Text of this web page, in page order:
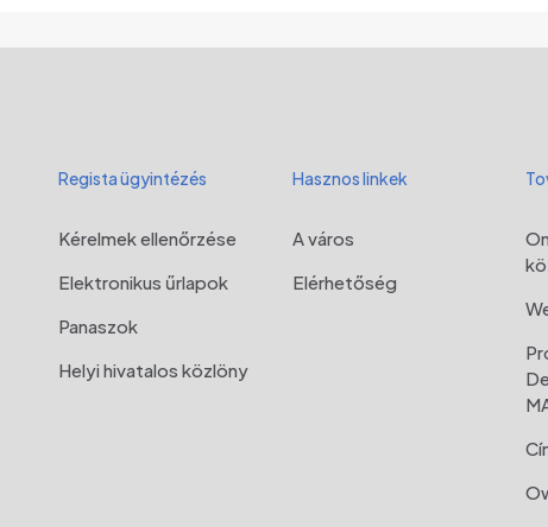
Regista ügyintézés
Kérelmek ellenőrzése
Elektronikus űrlapok
Panaszok
Helyi hivatalos közlöny
Hasznos linkek
A város
Elérhetőség